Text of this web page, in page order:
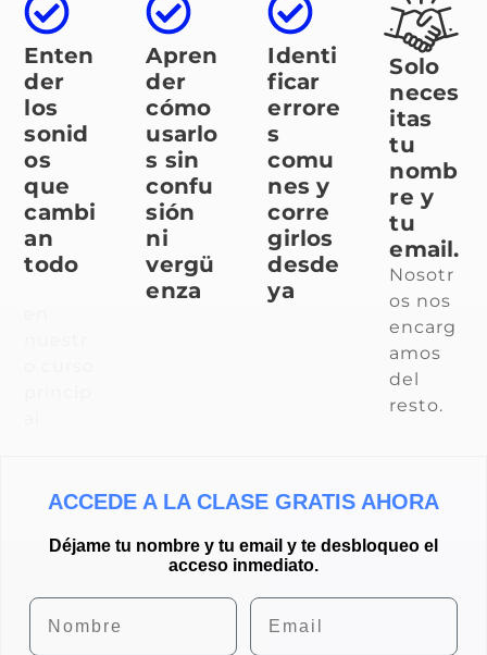
Enten
der
los
sonid
os
que
cambi
an
todo
Apren
der
cómo
usarlo
s sin
confu
sión
ni
vergü
enza
Identi
ficar
errore
s
comu
nes y
corre
girlos
desde
ya
Solo
neces
itas
tu
nomb
re y
tu
email.
Nosotr
os nos
encarg
amos
del
resto.
ACCEDE A LA CLASE GRATIS AHORA
Déjame tu nombre y tu email y te desbloqueo el
acceso inmediato.
Nombre Email